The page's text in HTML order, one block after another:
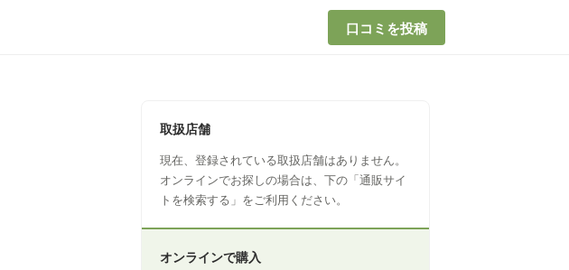
口コミを投稿
取扱店舗
現在、登録されている取扱店舗はありません。
オンラインでお探しの場合は、下の「通販サイ
トを検索する」をご利用ください。
オンラインで購入